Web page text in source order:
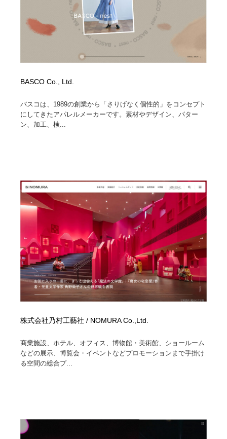
BASCO Co., Ltd.
バスコは、1989の創業から「さりげなく個性的」をコンセプト
にしてきたアパレルメーカーです。素材やデザイン、パター
ン、加工、検...
株式会社乃村工藝社 / NOMURA Co.,Ltd.
商業施設、ホテル、オフィス、博物館・美術館、ショールーム
などの展示、博覧会・イベントなどプロモーションまで手掛け
る空間の総合プ...